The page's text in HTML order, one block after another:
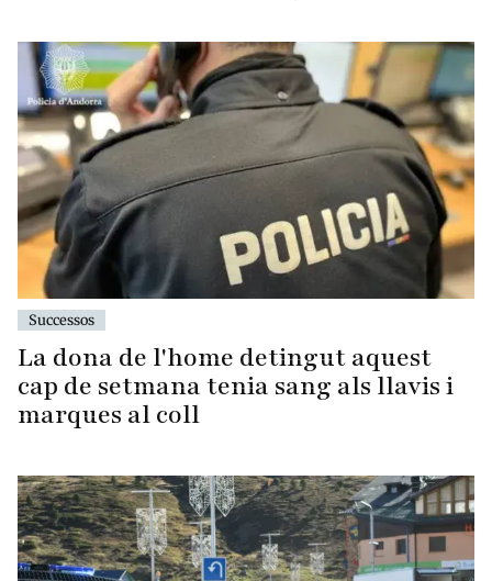
Successos
La dona de l'home detingut aquest
cap de setmana tenia sang als llavis i
marques al coll